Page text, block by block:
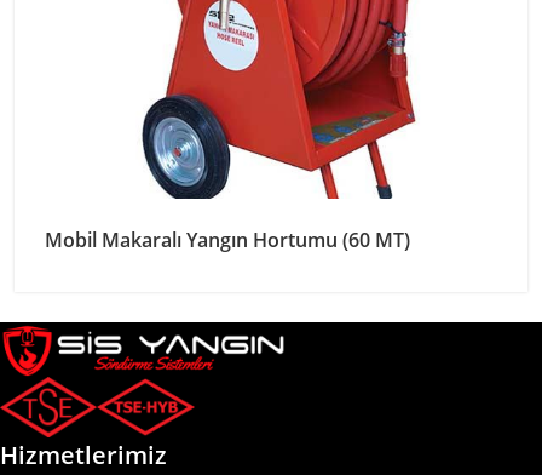
Mobil Makaralı Yangın Hortumu (60 MT)
Hizmetlerimiz